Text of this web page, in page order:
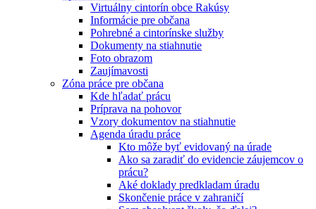
Virtuálny cintorín obce Rakúsy
Informácie pre občana
Pohrebné a cintorínske služby
Dokumenty na stiahnutie
Foto obrazom
Zaujímavosti
Zóna práce pre občana
Kde hľadať prácu
Príprava na pohovor
Vzory dokumentov na stiahnutie
Agenda úradu práce
Kto môže byť evidovaný na úrade
Ako sa zaradiť do evidencie záujemcov o
prácu?
Aké doklady predkladam úradu
Skončenie práce v zahraničí